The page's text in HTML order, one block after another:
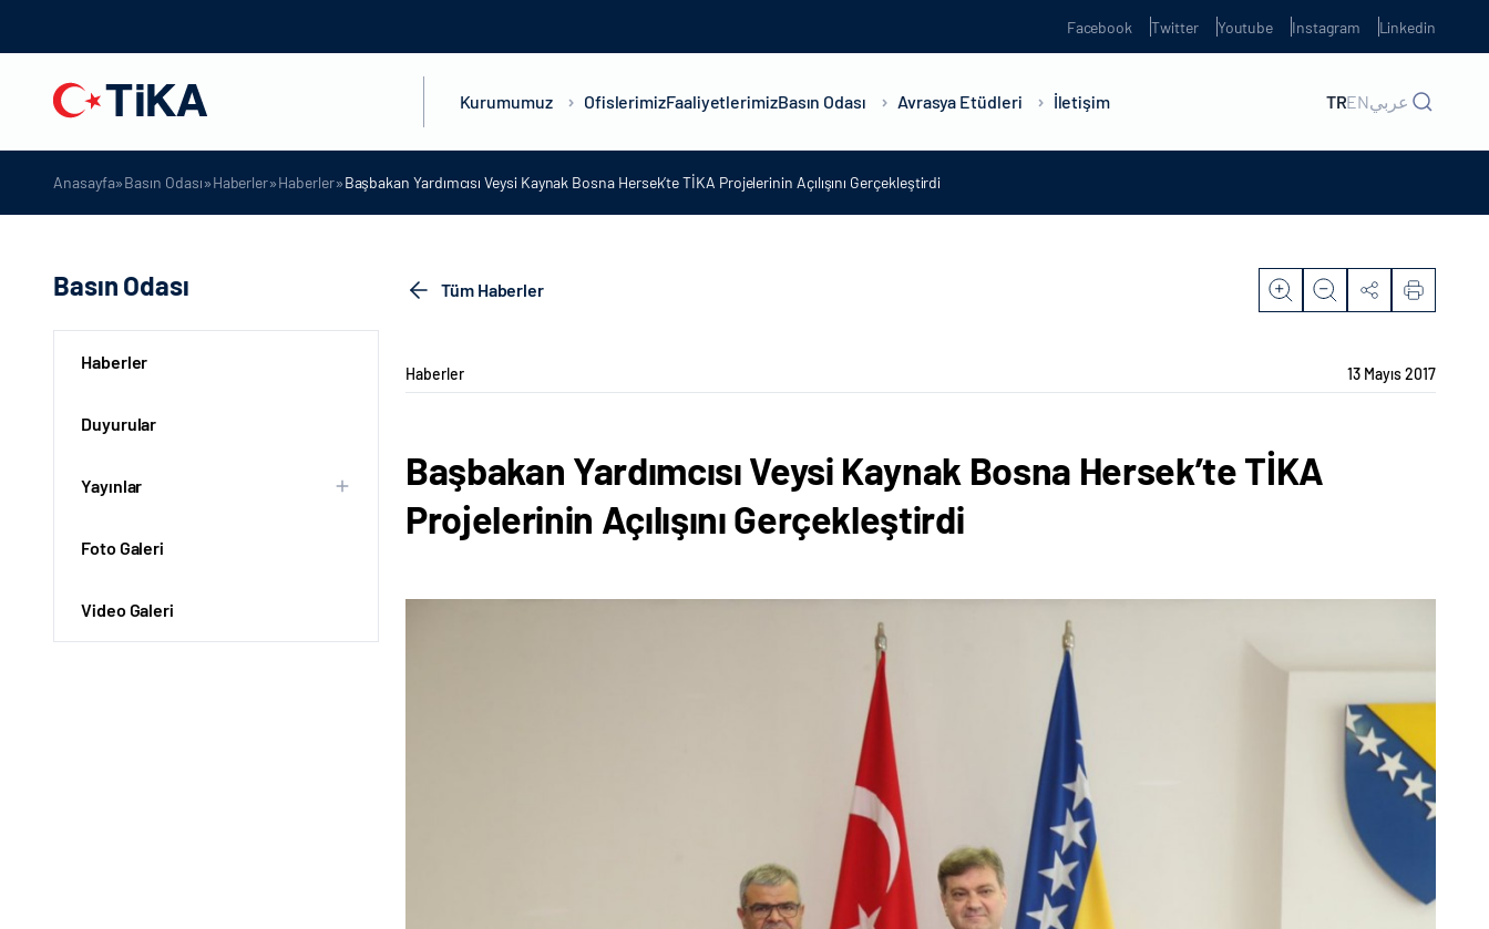
Facebook Twitter Youtube Instagram Linkedin
Kurumumuz OfislerimizFaaliyetlerimizBasın Odası Avrasya Etüdleri İletişim TRENعربي
Anasayfa»Basın Odası»Haberler»Haberler»Başbakan Yardımcısı Veysi Kaynak Bosna Hersek’te TİKA Projelerinin Açılışını Gerçekleştirdi
Basın Odası
Haberler
Duyurular
Yayınlar
Foto Galeri
Video Galeri
Tüm Haberler
Haberler 13 Mayıs 2017
Başbakan Yardımcısı Veysi Kaynak Bosna Hersek’te TİKA
Projelerinin Açılışını Gerçekleştirdi